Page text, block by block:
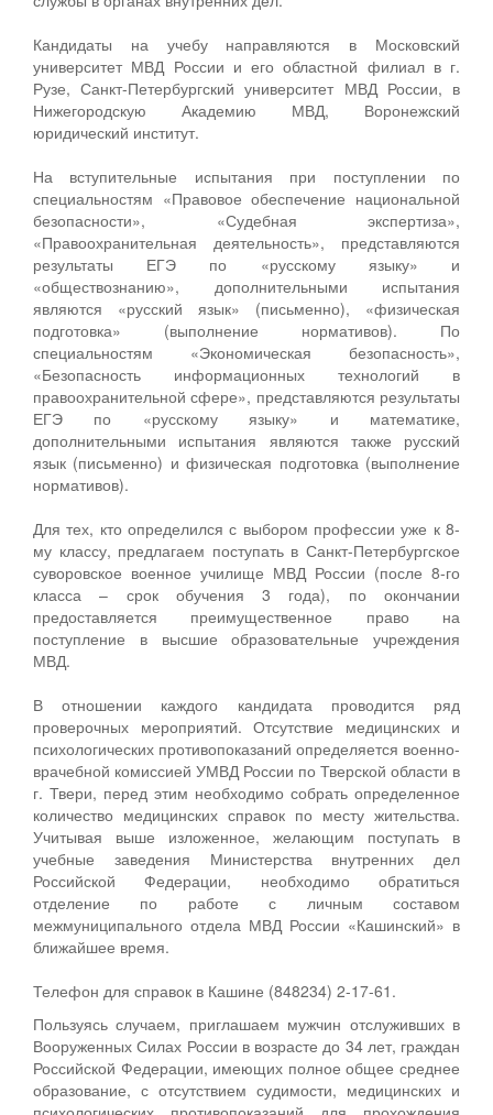
Кандидаты на учебу направляются в Московский
университет МВД России и его областной филиал в г.
Рузе, Санкт-Петербургский университет МВД России, в
Нижегородскую Академию МВД, Воронежский
юридический институт.
На вступительные испытания при поступлении по
специальностям «Правовое обеспечение национальной
безопасности», «Судебная экспертиза»,
«Правоохранительная деятельность», представляются
результаты ЕГЭ по «русскому языку» и
«обществознанию», дополнительными испытания
являются «русский язык» (письменно), «физическая
подготовка» (выполнение нормативов). По
специальностям «Экономическая безопасность»,
«Безопасность информационных технологий в
правоохранительной сфере», представляются результаты
ЕГЭ по «русскому языку» и математике,
дополнительными испытания являются также русский
язык (письменно) и физическая подготовка (выполнение
нормативов).
Для тех, кто определился с выбором профессии уже к 8-
му классу, предлагаем поступать в Санкт-Петербургское
суворовское военное училище МВД России (после 8-го
класса – срок обучения 3 года), по окончании
предоставляется преимущественное право на
поступление в высшие образовательные учреждения
МВД.
В отношении каждого кандидата проводится ряд
проверочных мероприятий. Отсутствие медицинских и
психологических противопоказаний определяется военно-
врачебной комиссией УМВД России по Тверской области в
г. Твери, перед этим необходимо собрать определенное
количество медицинских справок по месту жительства.
Учитывая выше изложенное, желающим поступать в
учебные заведения Министерства внутренних дел
Российской Федерации, необходимо обратиться
отделение по работе с личным составом
межмуниципального отдела МВД России «Кашинский» в
ближайшее время.
Телефон для справок в Кашине (848234) 2-17-61.
Пользуясь случаем, приглашаем мужчин отслуживших в
Вооруженных Силах России в возрасте до 34 лет, граждан
Российской Федерации, имеющих полное общее среднее
образование, с отсутствием судимости, медицинских и